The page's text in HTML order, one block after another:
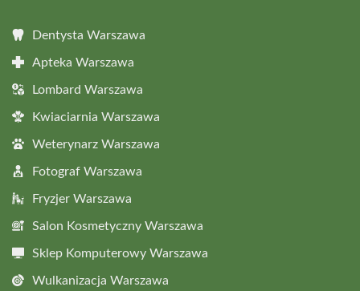
Dentysta Warszawa
Apteka Warszawa
Lombard Warszawa
Kwiaciarnia Warszawa
Weterynarz Warszawa
Fotograf Warszawa
Fryzjer Warszawa
Salon Kosmetyczny Warszawa
Sklep Komputerowy Warszawa
Wulkanizacja Warszawa